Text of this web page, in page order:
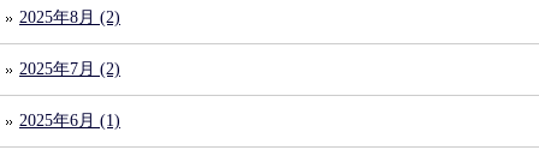
2025年8月 (2)
2025年7月 (2)
2025年6月 (1)